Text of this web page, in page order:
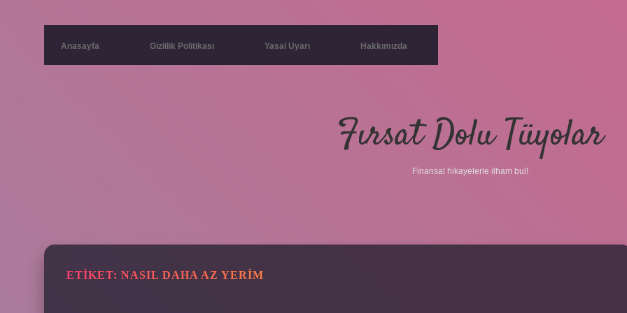
Anasayfa Gizlilik Politikası Yasal Uyarı Hakkımızda
Fırsat Dolu Tüyolar
Finansal hikayelerle ilham bul!
ETIKET: NASIL DAHA AZ YERIM